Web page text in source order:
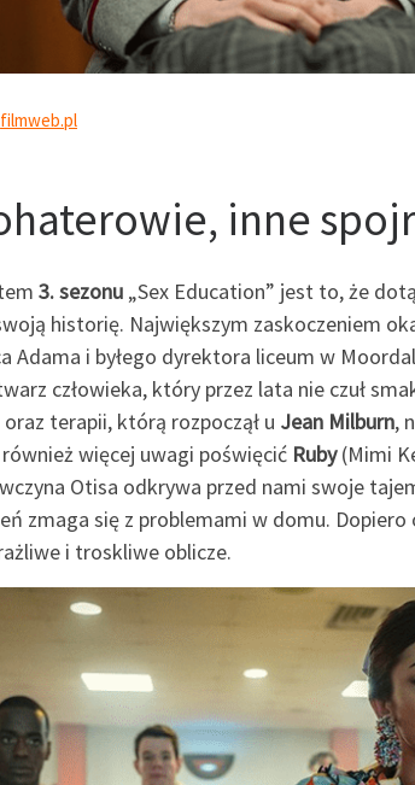
filmweb.pl
inne
3. sezonu „Sex Education” jest to, że
historię. Największym zaskoczeniem
Adama i byłego dyrektora liceum w
człowieka, który przez lata nie czuł
terapii, którą rozpoczął u Jean Milburn,
więcej uwagi poświęcić Ruby(Mimi
Otisa odkrywa przed nami swoje
zmaga się z problemami w domu. Dopiero
i troskliwe oblicze.